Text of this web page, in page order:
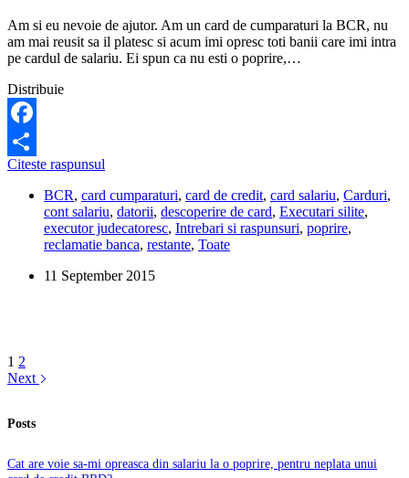
Am si eu nevoie de ajutor. Am un card de cumparaturi la BCR, nu
am mai reusit sa il platesc si acum imi opresc toti banii care imi intra
pe cardul de salariu. Ei spun ca nu esti o poprire,…
Distribuie
Facebook
Share
Citeste raspunsul
face
sa
nu
mi
mai
poprire?
BCR, card cumparaturi, card de credit, card salariu, Carduri,
cont salariu, datorii, descoperire de card, Executari silite,
executor judecatoresc, Intrebari si raspunsuri, poprire,
reclamatie banca, restante, Toate
11 September 2015
1 2
Next
Posts
Cat are voie sa-mi opreasca din salariu la o poprire, pentru neplata unui